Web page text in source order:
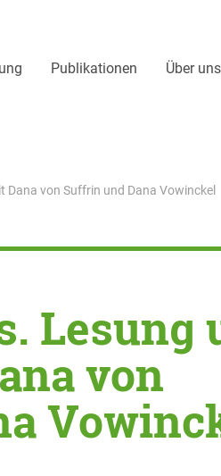
Publikationen Über uns
von Suffrin und Dana Vowinckel
Lesung
von